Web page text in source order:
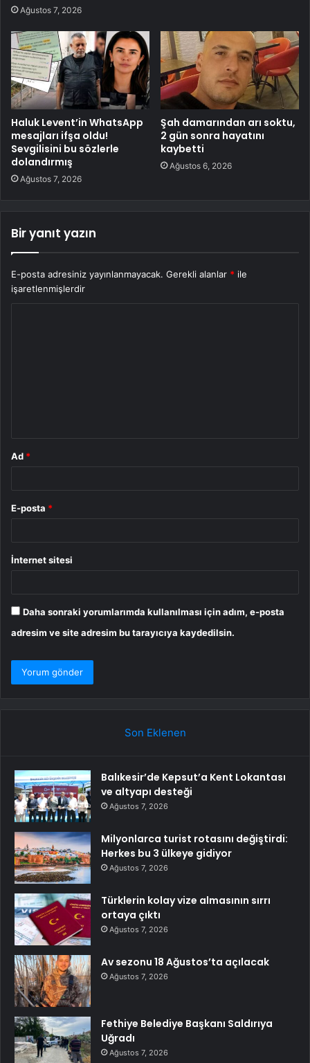
Ağustos 7, 2026
Haluk Levent’in WhatsApp
mesajları ifşa oldu!
Sevgilisini bu sözlerle
dolandırmış
Ağustos 7, 2026
Şah damarından arı soktu,
2 gün sonra hayatını
kaybetti
Ağustos 6, 2026
Bir yanıt yazın
E-posta adresiniz yayınlanmayacak. Gerekli alanlar * ile
işaretlenmişlerdir
Ad *
E-posta *
İnternet sitesi
Daha sonraki yorumlarımda kullanılması için adım, e-posta
adresim ve site adresim bu tarayıcıya kaydedilsin.
Son Eklenen
Balıkesir’de Kepsut’a Kent Lokantası
ve altyapı desteği
Ağustos 7, 2026
Milyonlarca turist rotasını değiştirdi:
Herkes bu 3 ülkeye gidiyor
Ağustos 7, 2026
Türklerin kolay vize almasının sırrı
ortaya çıktı
Ağustos 7, 2026
Av sezonu 18 Ağustos’ta açılacak
Ağustos 7, 2026
Fethiye Belediye Başkanı Saldırıya
Uğradı
Ağustos 7, 2026